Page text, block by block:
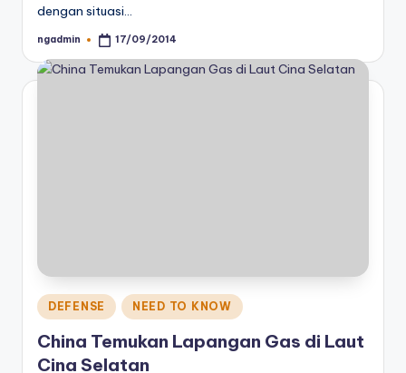
dengan situasi…
Posted
ngadmin 17/09/2014
Posted
in
DEFENSE NEED TO KNOW
China Temukan Lapangan Gas di Laut
Cina Selatan